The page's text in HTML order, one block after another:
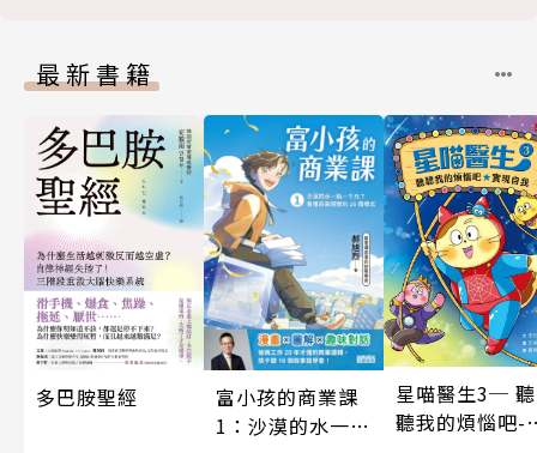
最新書籍
多巴胺聖經
富小孩的商業課
1：沙漠的水一瓶
星喵醫生3─ 聽
聽我的煩惱吧-